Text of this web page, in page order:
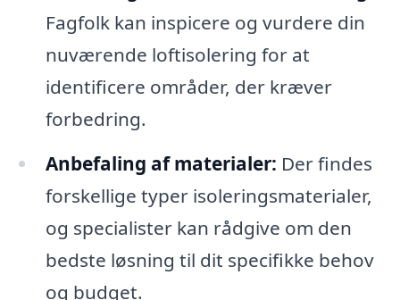
Fagfolk kan inspicere og vurdere din
nuværende loftisolering for at
identificere områder, der kræver
forbedring.
Anbefaling af materialer: Der findes
forskellige typer isoleringsmaterialer,
og specialister kan rådgive om den
bedste løsning til dit specifikke behov
og budget.